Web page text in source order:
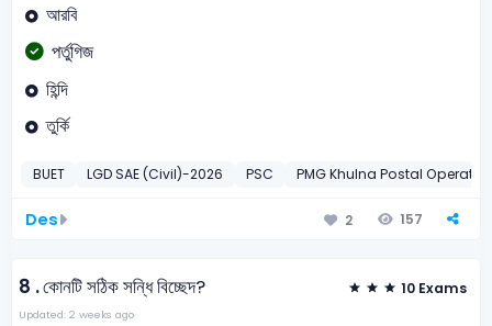
আরবি
পর্তুগিজ
হিন্দি
তুর্কি
BUET LGD SAE (Civil)-2026 PSC PMG Khulna Postal
Des 2 157
8 .কোনটি সঠিক সন্ধি বিচ্ছেদ? 10 Exams
Updated: 2 weeks ago